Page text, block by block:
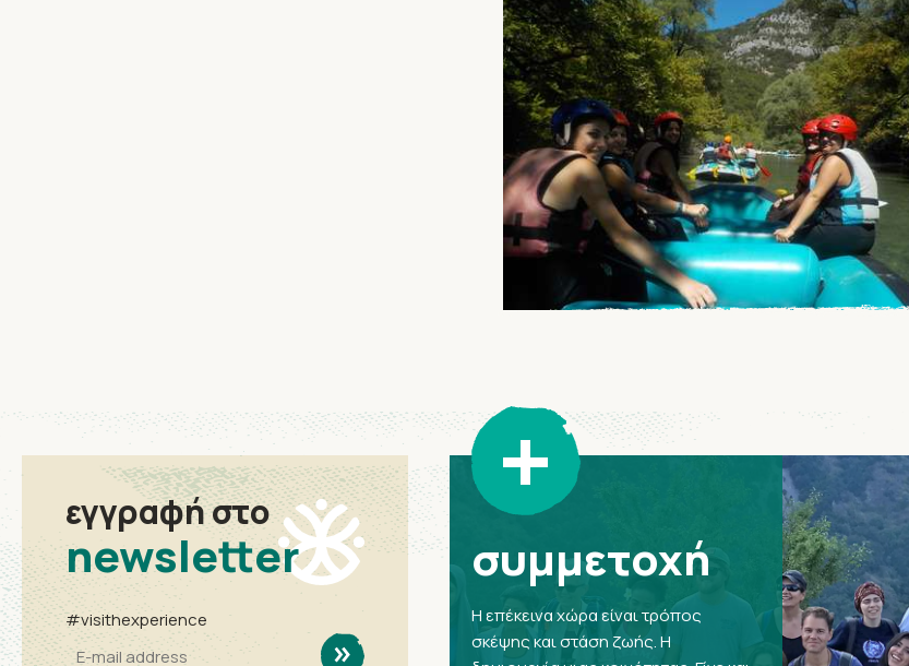
εγγραφή στο
newsletter
#visithexperience
+
συμμετοχή
Η επέκεινα χώρα είναι τρόπος
σκέψης και στάση ζωής. Η